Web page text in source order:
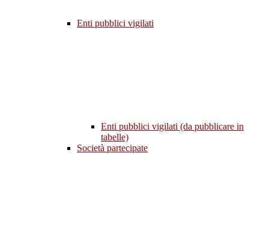
Enti pubblici vigilati
Enti pubblici vigilati (da pubblicare in
tabelle)
Società partecipate